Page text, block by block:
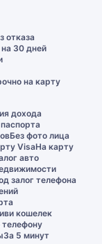
отказа
30 дней
на карту
дохода
Без фото лица
VisaНа карту
авто
залог телефона
кошелек
телефону
За 5 минут